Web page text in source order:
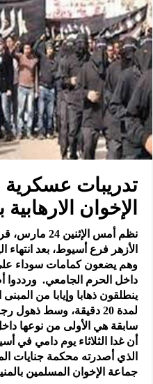
تدريبات
الإخوان
الأزهر فرع أسيوط، بعد
وهم يضعون كمامات سوداء
داخل الحرم الجامعي. ورددوا
ينطلقون ذهابا وإيابا من
لمدة 20 دقيقة، وسط
سابقة هي الأولى من نوعها
أن غدا الثلاثاء يوم دامي في
جماعة الإخوان المسلمين